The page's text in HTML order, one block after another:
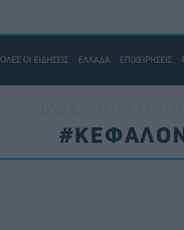
ΟΛΕΣ ΟΙ ΕΙΔΗΣΕΙΣ ΕΛΛΑΔΑ ΕΠΙΧΕΙΡΗΣΕΙΣ